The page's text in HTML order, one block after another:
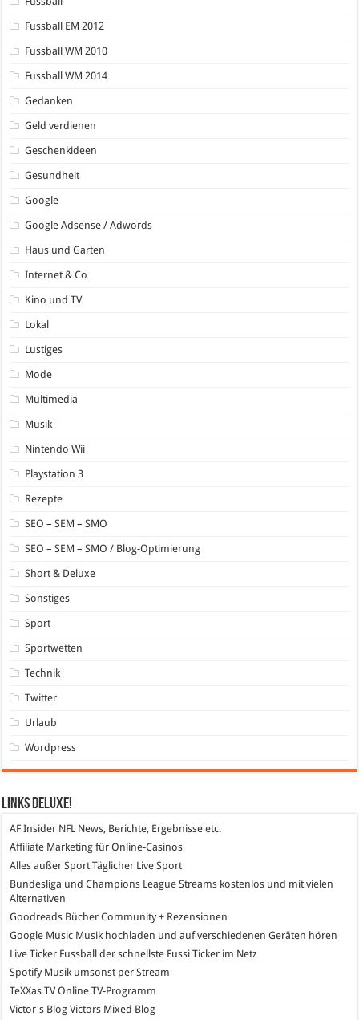
Fussball EM 2012
Fussball WM 2010
Fussball WM 2014
Gedanken
Geld verdienen
Geschenkideen
Gesundheit
Google
Google Adsense / Adwords
Haus und Garten
Internet & Co
Kino und TV
Lokal
Lustiges
Mode
Multimedia
Musik
Nintendo Wii
Playstation 3
Rezepte
SEO – SEM – SMO
SEO – SEM – SMO / Blog-Optimierung
Short & Deluxe
Sonstiges
Sport
Sportwetten
Technik
Twitter
Urlaub
Wordpress
Links DeLuXe!
AF Insider NFL News, Berichte, Ergebnisse etc.
Affiliate Marketing für Online-Casinos
Alles außer Sport Täglicher Live Sport
Bundesliga und Champions League Streams kostenlos und mit vielen
Alternativen
Goodreads Bücher Community + Rezensionen
Google Music Musik hochladen und auf verschiedenen Geräten hören
Live Ticker Fussball der schnellste Fussi Ticker im Netz
SpotifyMusik umsonst per Stream
TeXXas TVOnline TV-Programm
Victor's Blog Victors Mixed Blog